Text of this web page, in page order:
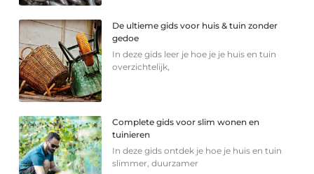
De ultieme gids voor huis & tuin zonder
gedoe
In deze gids leer je hoe je je huis en tuin
overzichtelijk,
Complete gids voor slim wonen en
tuinieren
In deze gids ontdek je hoe je huis en tuin
slimmer, duurzamer